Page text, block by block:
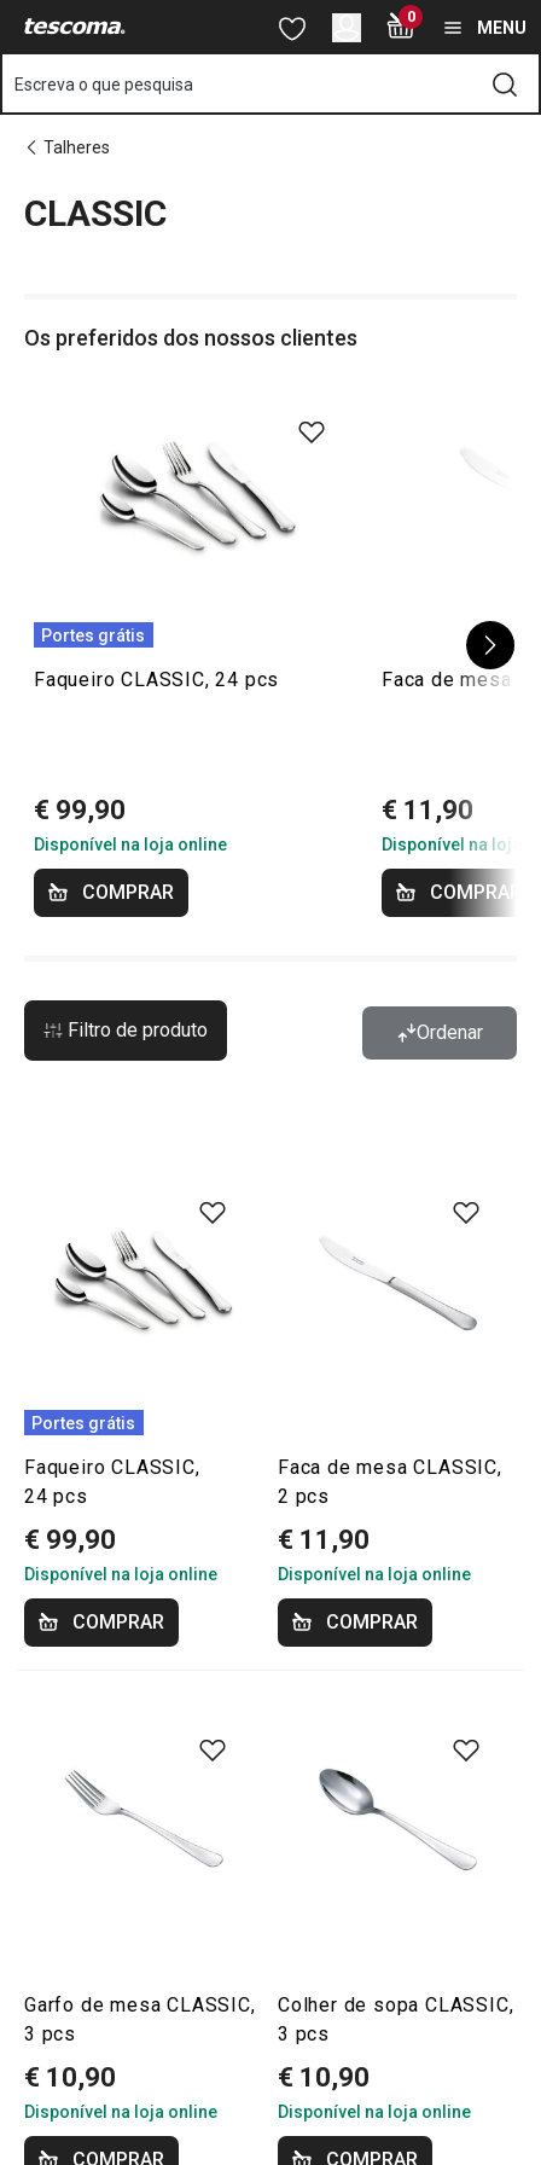
Saltar para o conteúdo principal
Saltar para a pesquisa
Saltar para a navegação 0
MENU
Escreva o que pesquisa
Talheres
CLASSIC
Os preferidos dos nossos clientes
Portes grátis
Faqueiro CLASSIC, 24 pcs
€ 99,90
Disponível na loja online
COMPRAR
Faca de mesa
€ 11,90
Disponível na loja
COMPRAR
Filtro de produto Ordenar
Portes grátis
Faqueiro CLASSIC,
24 pcs
€ 99,90
Disponível na loja online
COMPRAR
Faca de mesa CLASSIC,
2 pcs
€ 11,90
Disponível na loja online
COMPRAR
Garfo de mesa CLASSIC,
3 pcs
€ 10,90
Disponível na loja online
COMPRAR
Colher de sopa CLASSIC,
3 pcs
€ 10,90
Disponível na loja online
COMPRAR